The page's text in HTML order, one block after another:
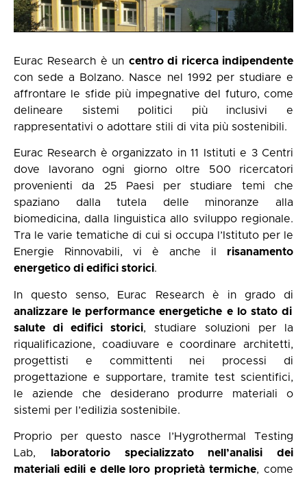
Eurac Research è un centro di ricerca indipendente
con sede a Bolzano. Nasce nel 1992 per studiare e
affrontare le sfide più impegnative del futuro, come
delineare sistemi politici più inclusivi e
rappresentativi o adottare stili di vita più sostenibili.
Eurac Research è organizzato in 11 Istituti e 3 Centri
dove lavorano ogni giorno oltre 500 ricercatori
provenienti da 25 Paesi per studiare temi che
spaziano dalla tutela delle minoranze alla
biomedicina, dalla linguistica allo sviluppo regionale.
Tra le varie tematiche di cui si occupa l’Istituto per le
Energie Rinnovabili, vi è anche il risanamento
energetico di edifici storici.
In questo senso, Eurac Research è in grado di
analizzare le performance energetiche e lo stato di
salute di edifici storici, studiare soluzioni per la
riqualificazione, coadiuvare e coordinare architetti,
progettisti e committenti nei processi di
progettazione e supportare, tramite test scientifici,
le aziende che desiderano produrre materiali o
sistemi per l’edilizia sostenibile.
Proprio per questo nasce l’Hygrothermal Testing
Lab,
laboratorio specializzato nell’analisi dei
materiali edili e delle loro proprietà termiche, come